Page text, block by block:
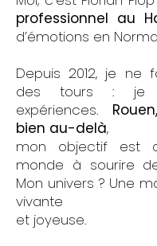
professionnel au
d’émotions en
Depuis 2012, je ne
des tours : je
expériences. Rouen
bien au-delà,
mon objectif est
monde à sourire
Mon univers ? Une
vivante
et joyeuse.